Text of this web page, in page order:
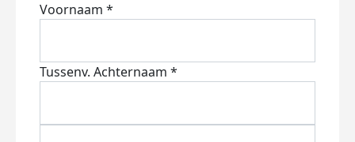
Voornaam *
Tussenv. Achternaam *